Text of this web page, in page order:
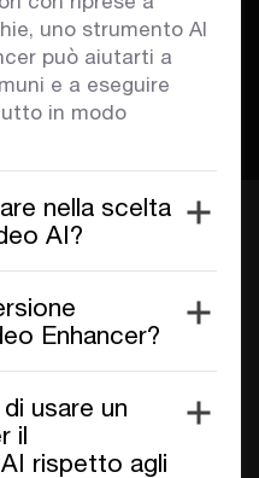
uno strumento AI
può aiutarti a
e a eseguire
in modo
nella scelta
AI?
Enhancer?
usare un
il
rispetto agli